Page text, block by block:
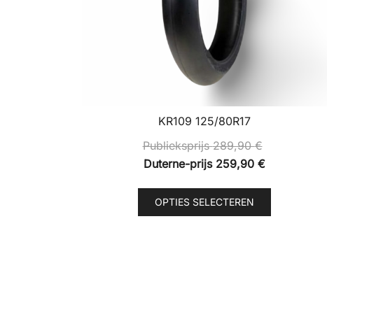
KR109 125/80R17
Publieksprijs289,90€
Duterne-prijs 259,90 €
OPTIES SELECTEREN
Dit